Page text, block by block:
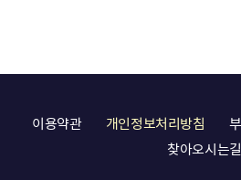
이용약관 개인정보처리방침
찾아오시는길